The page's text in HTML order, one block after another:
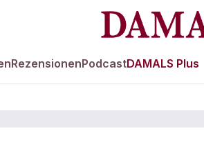
RezensionenPodcastDAMALS Plus